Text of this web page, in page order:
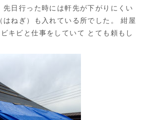
日行った時には軒先が下がりにくい
はねぎ）も入れている所でした。 紺屋
キビと仕事をしていて とても頼もし